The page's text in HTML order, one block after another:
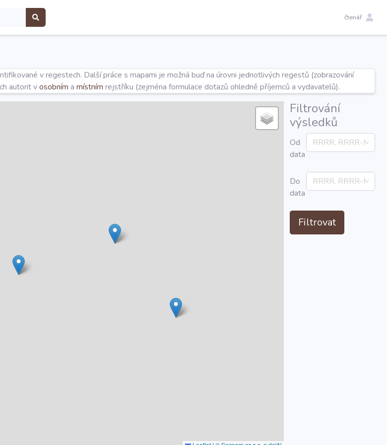
čtenář
v regestech. Další práce s mapami je možná buď na úrovni jednotlivých regestů (zobrazování
autorit vosobním a místním rejstříku (zejména formulace dotazů ohledně příjemců a vydavatelů).
Filtrování
výsledků
Od
data
Do
data
Filtrovat